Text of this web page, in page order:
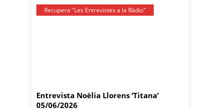
Recupera "Les Entrevistes a la Ràdio"
Entrevista Noèlia Llorens ‘Titana’
05/06/2026